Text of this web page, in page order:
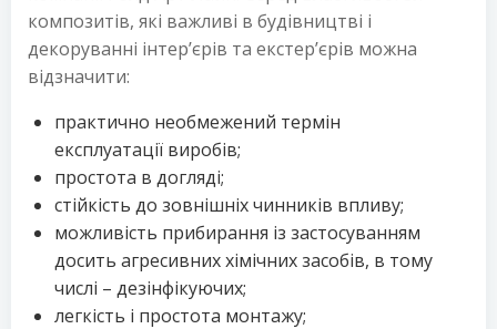
композитів, які важливі в будівництві і
декоруванні інтер’єрів та екстер’єрів можна
відзначити:
практично необмежений термін
експлуатації виробів;
простота в догляді;
стійкість до зовнішніх чинників впливу;
можливість прибирання із застосуванням
досить агресивних хімічних засобів, в тому
числі – дезінфікуючих;
легкість і простота монтажу;